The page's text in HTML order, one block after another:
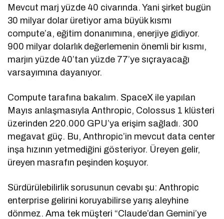
Mevcut marj yüzde 40 civarında. Yani şirket bugün
30 milyar dolar üretiyor ama büyük kısmı
compute’a, eğitim donanımına, enerjiye gidiyor.
900 milyar dolarlık değerlemenin önemli bir kısmı,
marjın yüzde 40’tan yüzde 77’ye sıçrayacağı
varsayımına dayanıyor.
Compute tarafına bakalım. SpaceX ile yapılan
Mayıs anlaşmasıyla Anthropic, Colossus 1 klüsteri
üzerinden 220.000 GPU’ya erişim sağladı. 300
megavat güç. Bu, Anthropic’in mevcut data center
inşa hızının yetmediğini gösteriyor. Üreyen gelir,
üreyen masrafın peşinden koşuyor.
Sürdürülebilirlik sorusunun cevabı şu: Anthropic
enterprise gelirini koruyabilirse yarış aleyhine
dönmez. Ama tek müşteri “Claude’dan Gemini’ye